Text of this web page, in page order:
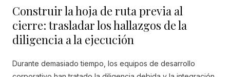
Construir la hoja de ruta previa al
cierre: trasladar los hallazgos de la
diligencia a la ejecución
Durante demasiado tiempo, los equipos de desarrollo